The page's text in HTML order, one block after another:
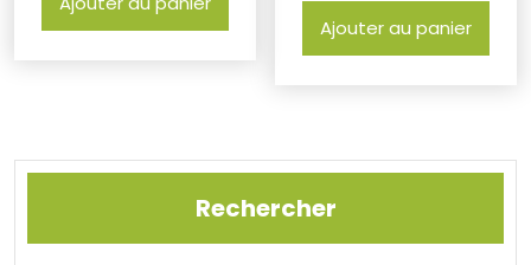
Ajouter au panier
Rechercher